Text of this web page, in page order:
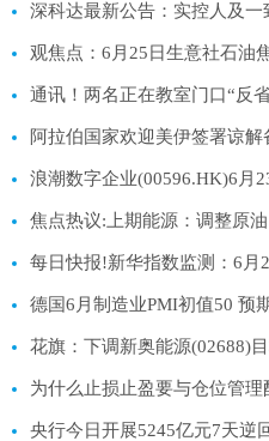
观焦点：6月25日生意社石油
阿拉伯国家欢迎美伊签署谅解
浪潮数字企业(00596.HK)6月
德国6月制造业PMI初值50 预
花旗：下调新奥能源(02688)
为什么止损止盈要与仓位管理